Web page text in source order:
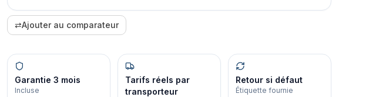
⇄Ajouter au comparateur
Garantie 3 mois
Incluse
Tarifs réels par
transporteur
Retour si défaut
Étiquette fournie